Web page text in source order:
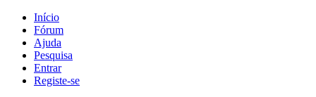
Início
Fórum
Ajuda
Pesquisa
Entrar
Registe-se